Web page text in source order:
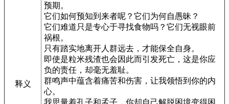
释义
预期。
它们如何预知到来者呢？它们为何自愚昧？
它们难道只是专心于寻找食物吗？它们无视眼前
祸根。
只有踏实地离开人群远去，才能保全自身。
即使是粒米残渣也会因此而引发死亡，这是你应
负的责任，却毫无羞耻。
群鸣声中蕴含着痛苦和伤害，让我领悟到你的内
心。
我思量着孔子和孟子，你却自己解脱困境变得困